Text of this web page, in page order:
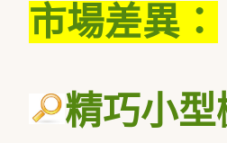
市場差異：
精巧小型